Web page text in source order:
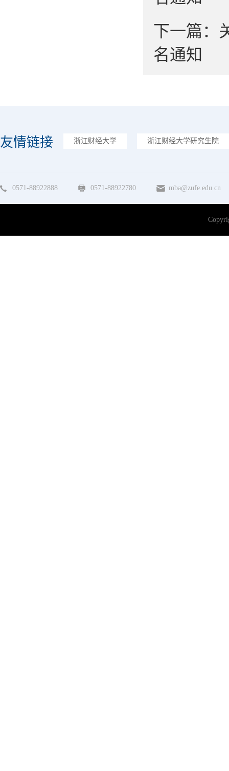
下一篇：
名通知
友情链接 浙江财经大学 浙江财经大学研究生院
0571-88922888 0571-88922780 mba@zufe.edu.cn